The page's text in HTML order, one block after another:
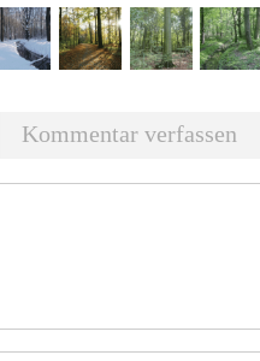
Kommentar verfassen